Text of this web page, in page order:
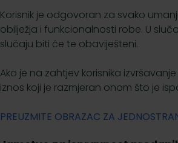
Korisnik je odgovoran za svako
obilježja i funkcionalnosti robe. U
slučaju biti će te obaviješteni.
Ako je na zahtjev korisnika
iznos koji je razmjeran onom što je
PREUZMITE OBRAZAC ZA